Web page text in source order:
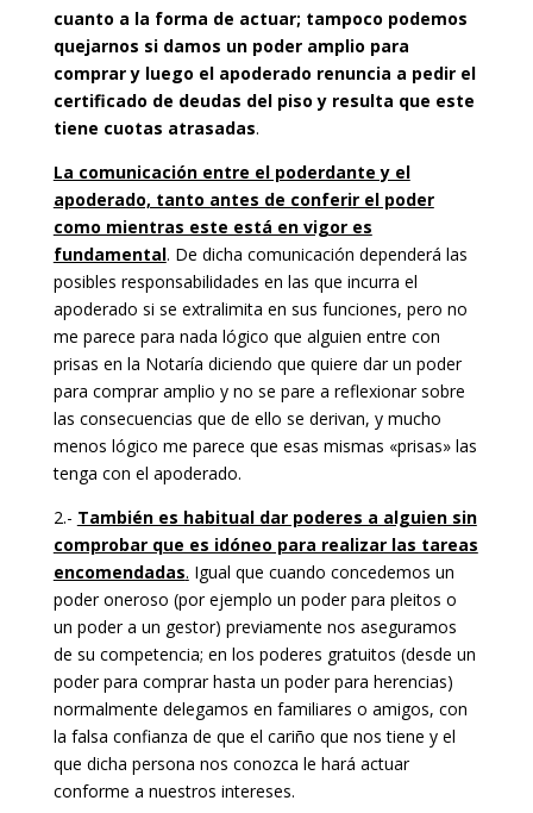
cuanto a la forma de actuar; tampoco podemos
quejarnos si damos un poder amplio para
comprar y luego el apoderado renuncia a pedir el
certificado de deudas del piso y resulta que este
tiene cuotas atrasadas.
La comunicación entre el poderdante y el
apoderado, tanto antes de conferir el poder
como mientras este está en vigor es
fundamental. De dicha comunicación dependerá las
posibles responsabilidades en las que incurra el
apoderado si se extralimita en sus funciones, pero no
me parece para nada lógico que alguien entre con
prisas en la Notaría diciendo que quiere dar un poder
para comprar amplio y no se pare a reflexionar sobre
las consecuencias que de ello se derivan, y mucho
menos lógico me parece que esas mismas «prisas» las
tenga con el apoderado.
2.- También es habitual dar poderes a alguien sin
comprobar que es idóneo para realizar las tareas
encomendadas. Igual que cuando concedemos un
poder oneroso (por ejemplo un poder para pleitos o
un poder a un gestor) previamente nos aseguramos
de su competencia; en los poderes gratuitos (desde un
poder para comprar hasta un poder para herencias)
normalmente delegamos en familiares o amigos, con
la falsa confianza de que el cariño que nos tiene y el
que dicha persona nos conozca le hará actuar
conforme a nuestros intereses.